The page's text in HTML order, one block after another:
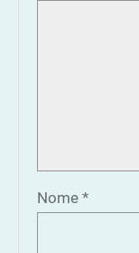
Nome *